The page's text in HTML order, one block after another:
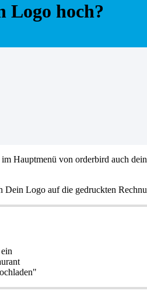
Logo hoch?
Hauptmenü von orderbird auch
Dein Logo auf die gedruckten
ein